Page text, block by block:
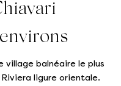
village balnéaire le plus
ligure orientale.